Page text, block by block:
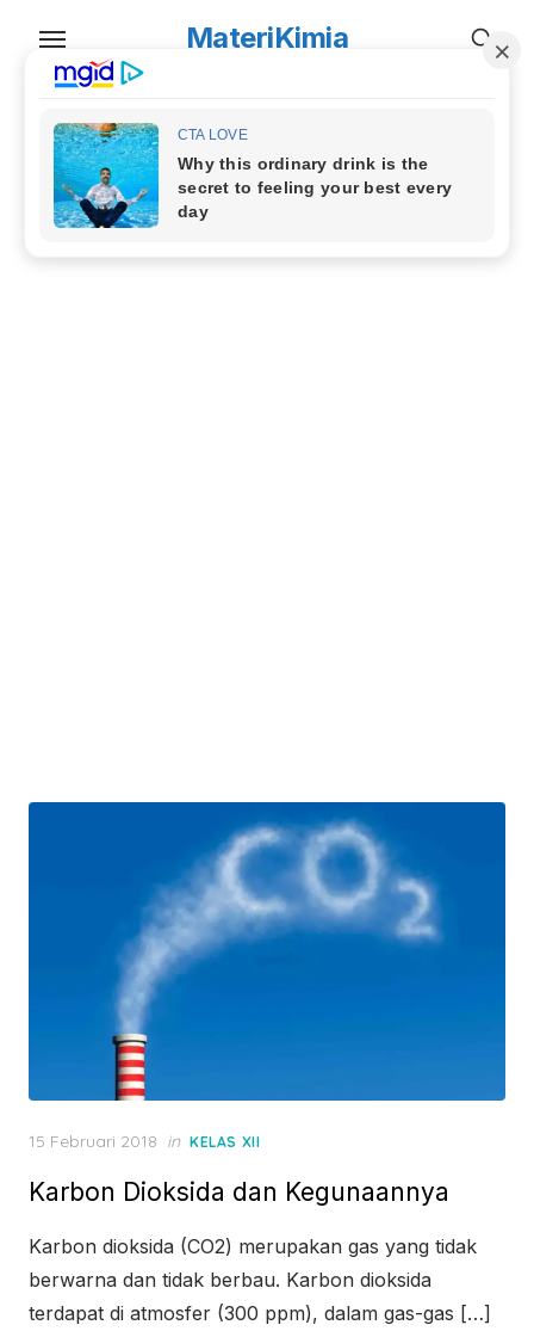
MateriKimia
karbon murni
Posted
15 Februari 2018 in KELAS XII
Karbon Dioksida dan Kegunaannya
Karbon dioksida (CO2) merupakan gas yang tidak
berwarna dan tidak berbau. Karbon dioksida
terdapat di atmosfer (300 ppm), dalam gas-gas […]